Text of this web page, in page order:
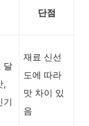
단점
달
,
기
재료 신선
도에 따라
맛 차이 있
음